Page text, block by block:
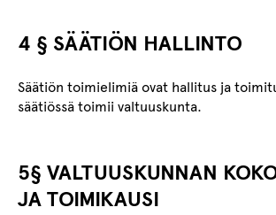
4 § SÄÄTIÖN HALLINTO
Säätiön toimielimiä ovat hallitus ja
säätiössä toimii valtuuskunta.
5§ VALTUUSKUNNAN
JA TOIMIKAUSI